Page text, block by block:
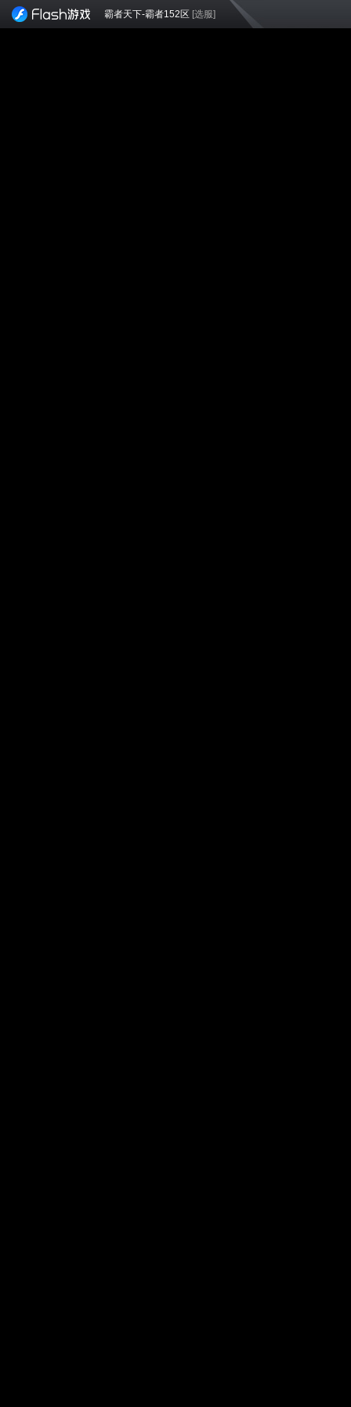
霸者天下-霸者152区 [选服]